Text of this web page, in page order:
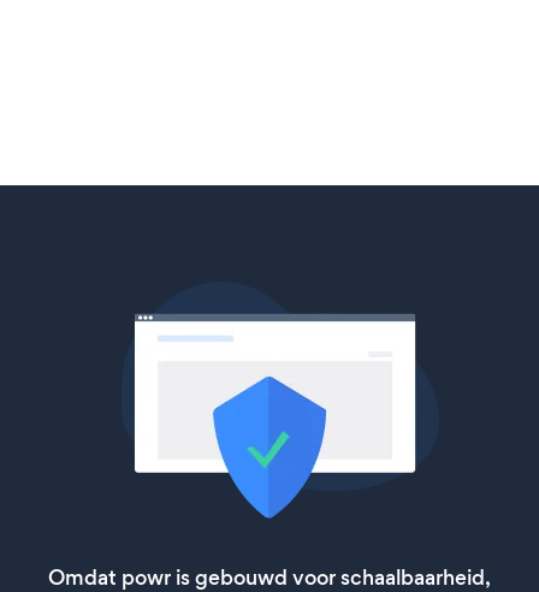
Omdat powr is gebouwd voor schaalbaarheid,